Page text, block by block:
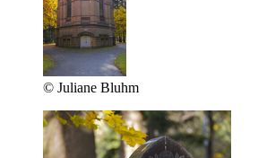
© Juliane Bluhm